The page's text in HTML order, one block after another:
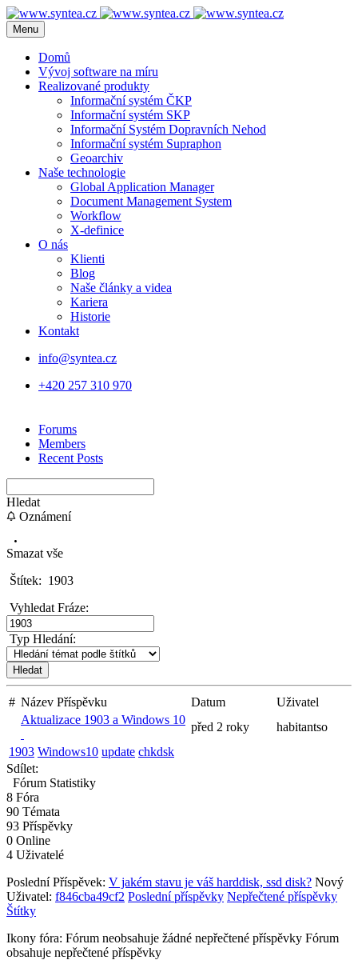
Menu
Domů
Vývoj software na míru
Realizované produkty
Informační systém ČKP
Informační systém SKP
Informační Systém Dopravních Nehod
Informační systém Supraphon
Geoarchiv
Naše technologie
Global Application Manager
Document Management System
Workflow
X-definice
O nás
Klienti
Blog
Naše články a videa
Kariera
Historie
Kontakt
info@syntea.cz
+420 257 310 970
Forums
Members
Recent Posts
Hledat
Oznámení
Smazat vše
Štítek: 1903
Vyhledat Fráze:
Typ Hledání:
# Název Příspěvku Datum
Uživatel
Aktualizace 1903 a Windows 10
před 2 roky
habitantso
1903 Windows10 update chkdsk
Sdílet:
Fórum Statistiky
8 Fóra
90 Témata
93 Příspěvky
0 Online
4 Uživatelé
Poslední Příspěvek: V jakém stavu je váš harddisk, ssd disk? Nový
Uživatel: f846cba49cf2 Poslední příspěvky Nepřečtené příspěvky
Štítky
Ikony fóra: Fórum neobsahuje žádné nepřečtené příspěvky Fórum
obsahuje nepřečtené příspěvky